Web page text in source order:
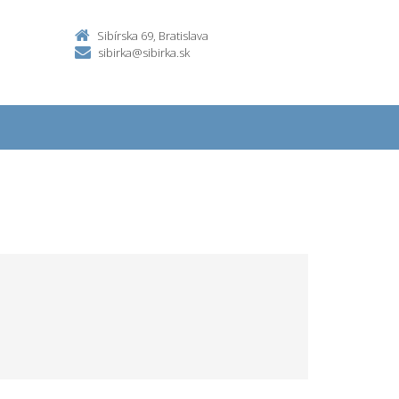
Sibírska 69, Bratislava
sibirka@sibirka.sk